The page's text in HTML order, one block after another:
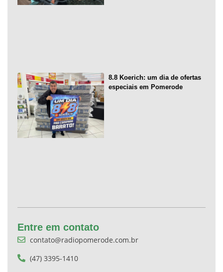
8.8 Koerich: um dia de ofertas
especiais em Pomerode
Entre em contato
contato@radiopomerode.com.br
(47) 3395-1410